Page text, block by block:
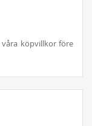
våra köpvillkor före